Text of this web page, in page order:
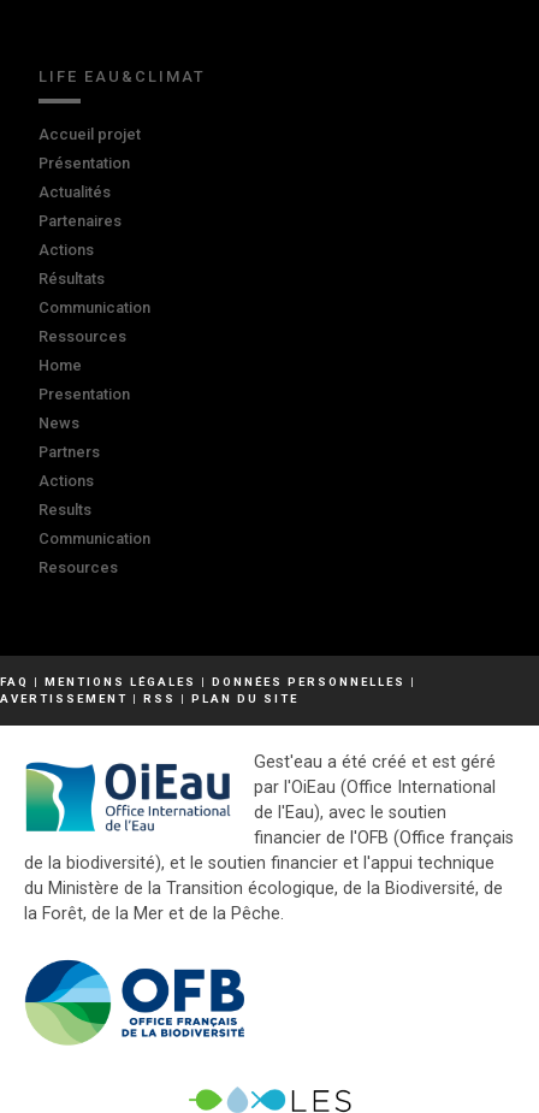
LIFE EAU&CLIMAT
Accueil projet
Présentation
Actualités
Partenaires
Actions
Résultats
Communication
Ressources
Home
Presentation
News
Partners
Actions
Results
Communication
Resources
FAQ | MENTIONS LÉGALES | DONNÉES PERSONNELLES
|
AVERTISSEMENT | RSS | PLAN DU SITE
Gest'eau a été créé et est géré
par l'OiEau (Office International
de l'Eau), avec le soutien
financier de l'OFB (Office français
de la biodiversité), et le soutien financier et l'appui technique
du Ministère de la Transition écologique, de la Biodiversité, de
la Forêt, de la Mer et de la Pêche.